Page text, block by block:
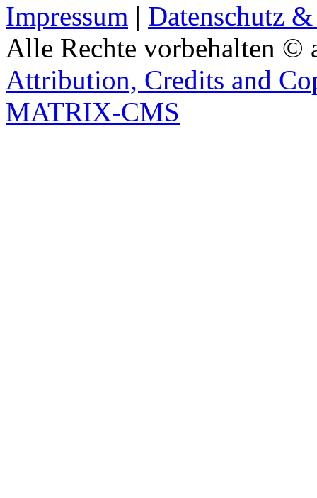
Impressum | Datenschutz
Alle Rechte vorbehalten ©
Attribution, Credits and
MATRIX-CMS